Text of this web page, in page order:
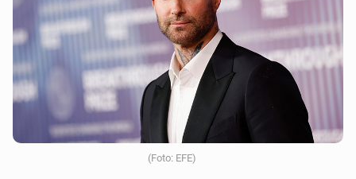
(Foto: EFE)